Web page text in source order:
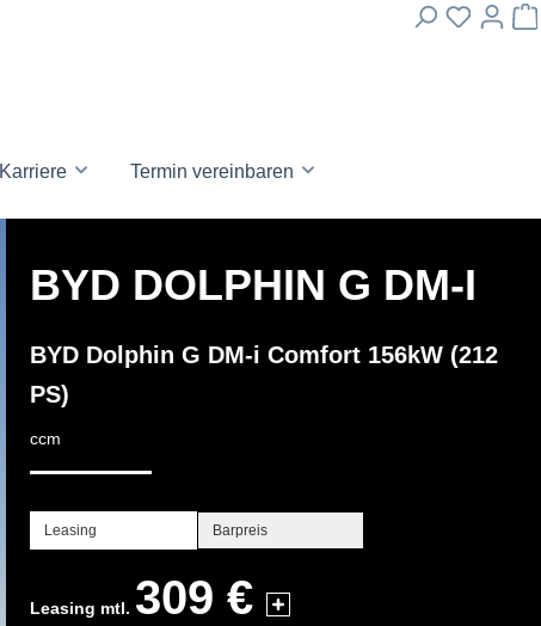
Karriere Termin vereinbaren
BYD DOLPHIN G DM-I
BYD Dolphin G DM-i Comfort 156kW (212
PS)
ccm
Leasing Barpreis
Leasing mtl. 309 €